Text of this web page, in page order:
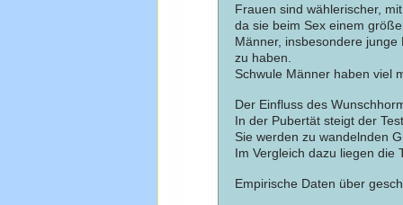
Frauen sind wählerischer,
da sie beim Sex einem
Männer, insbesondere
zu haben.
Schwule Männer haben viel
Der Einfluss des
In der Pubertät steigt der
Sie werden zu wandelnden
Im Vergleich dazu liegen die
Empirische Daten über